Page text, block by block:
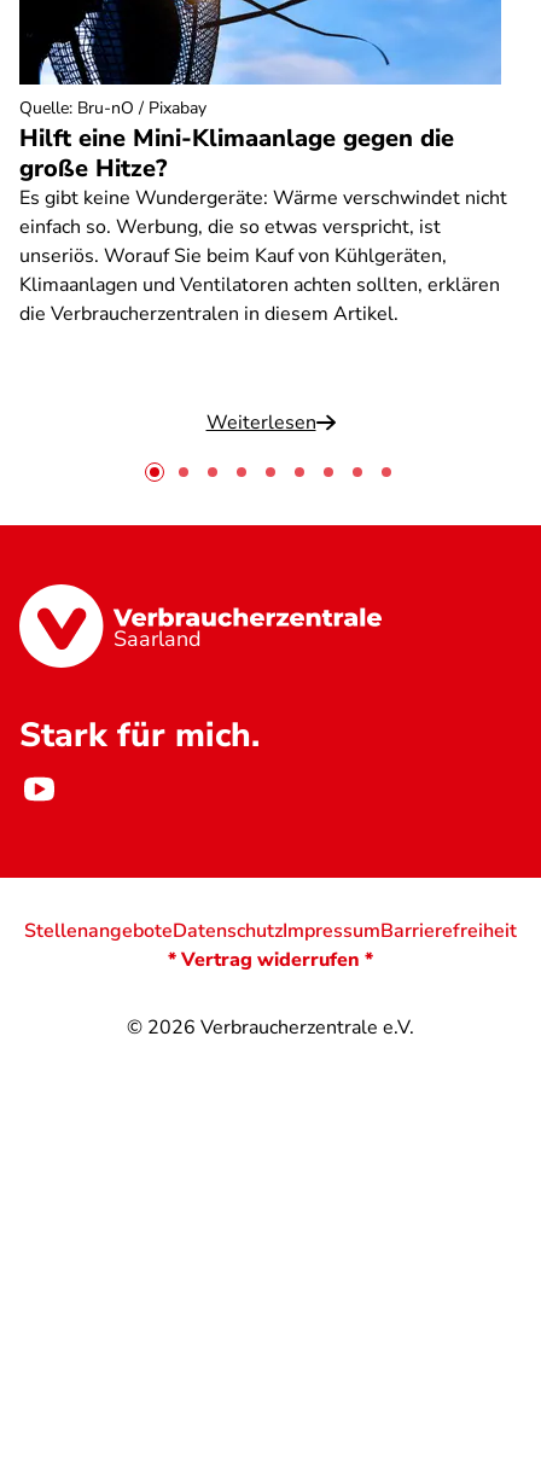
Hilft eine Mini-Klimaanlage gegen die
große Hitze?
Es gibt keine Wundergeräte: Wärme verschwindet nicht
einfach so. Werbung, die so etwas verspricht, ist
unseriös. Worauf Sie beim Kauf von Kühlgeräten,
Klimaanlagen und Ventilatoren achten sollten, erklären
die Verbraucherzentralen in diesem Artikel.
Weiterlesen
Quelle: Bru-nO / Pixabay
Saarland
Stark für mich.
© 2026 Verbraucherzentrale e.V.
StellenangeboteDatenschutzImpressumBarrierefreiheit
* Vertrag widerrufen *